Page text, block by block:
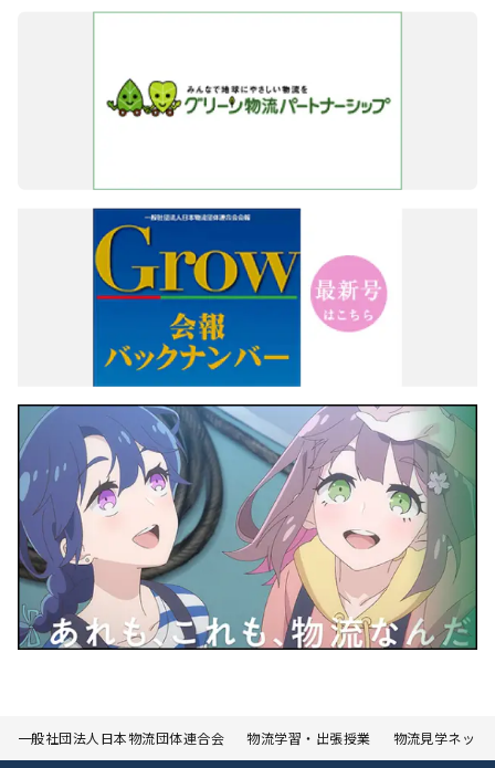
一般社団法人日本物流団体連合会 物流学習・出張授業 物流見学ネット